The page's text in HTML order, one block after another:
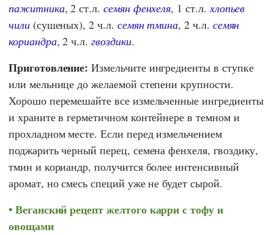
пажитника, 2 ст.л. семян фенхеля, 1 ст.л.хлопьев
чили(сушеных), 2 ч.л. семян тмина, 2 ч.л. семян
кориандра, 2 ч.л.гвоздики.
Приготовление: Измельчите ингредиенты в ступке
или мельнице до желаемой степени крупности.
Хорошо перемешайте все измельченные ингредиенты
и храните в герметичном контейнере в темном и
прохладном месте. Если перед измельчением
поджарить черный перец, семена фенхеля, гвоздику,
тмин и кориандр, получится более интенсивный
аромат, но смесь специй уже не будет сырой.
Веганский рецепт желтого карри с тофу и
овощами